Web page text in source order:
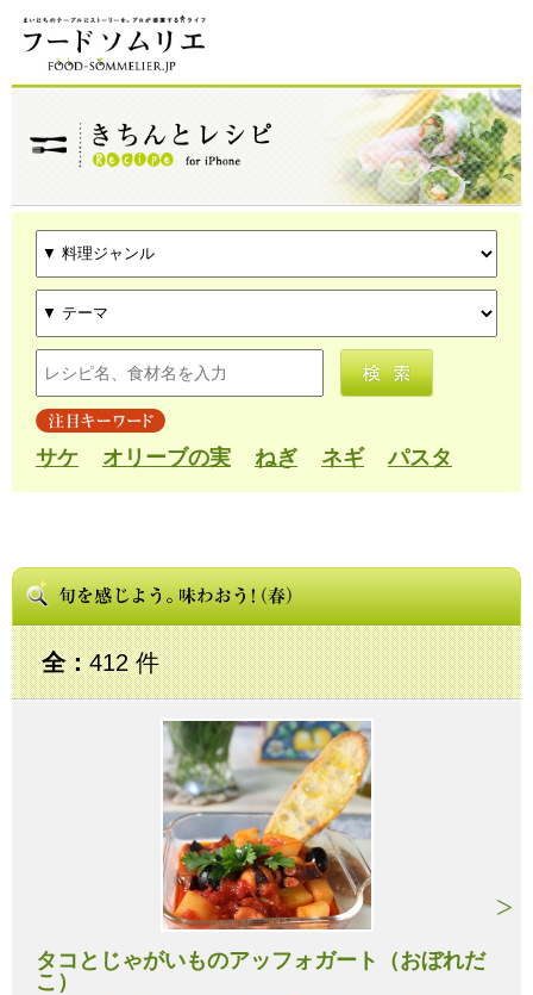
サケ オリーブの実 ねぎ ネギ パスタ
全：412 件
タコとじゃがいものアッフォガート（おぼれだ
こ）